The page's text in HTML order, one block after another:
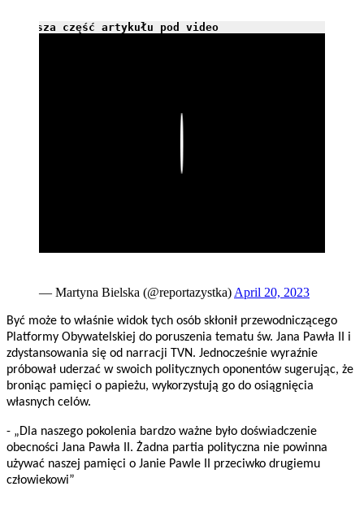
Dalsza część artykułu pod video
— Martyna Bielska (@reportazystka)April 20, 2023
Być może to właśnie widok tych osób skłonił przewodniczącego
Platformy Obywatelskiej do poruszenia tematu św. Jana Pawła II i
zdystansowania się od narracji TVN. Jednocześnie wyraźnie
próbował uderzać w swoich politycznych oponentów sugerując, że
broniąc pamięci o papieżu, wykorzystują go do osiągnięcia
własnych celów.
- „Dla naszego pokolenia bardzo ważne było doświadczenie
obecności Jana Pawła II. Żadna partia polityczna nie powinna
używać naszej pamięci o Janie Pawle II przeciwko drugiemu
człowiekowi”